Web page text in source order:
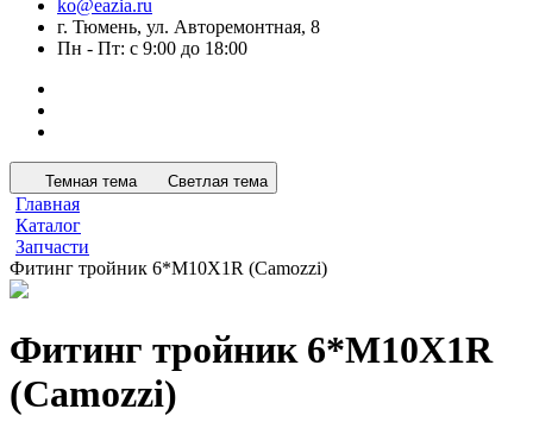
ko@eazia.ru
г. Тюмень, ул. Авторемонтная, 8
Пн - Пт: с 9:00 до 18:00
Темная тема Светлая тема
Главная
Каталог
Запчасти
Фитинг тройник 6*M10X1R (Camozzi)
Фитинг тройник 6*M10X1R
(Camozzi)